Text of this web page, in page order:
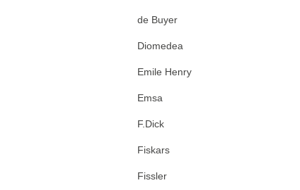
de Buyer
Diomedea
Emile Henry
Emsa
F.Dick
Fiskars
Fissler